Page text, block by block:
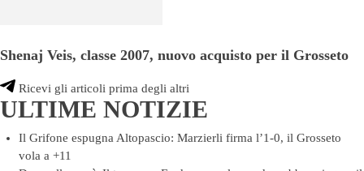
Shenaj Veis, classe 2007, nuovo acquisto per il Grosseto
Ricevi gli articoli prima degli altri
ULTIME NOTIZIE
Il Grifone espugna Altopascio: Marzierli firma l’1-0, il Grosseto
vola a +11